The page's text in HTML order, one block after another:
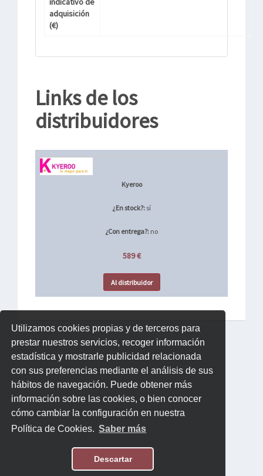
Utilizamos cookies propias y de terceros para
prestar nuestros servicios, recoger información
estadística y mostrarle publicidad relacionada
con sus preferencias mediante el análisis de sus
hábitos de navegación. Puede obtener más
información sobre las cookies, o bien conocer
cómo cambiar la configuración en nuestra
Política de Cookies. Saber más
Descartar
adquisición
(€)
Links de los
distribuidores
Kyeroo
¿En stock?: sí
¿Con entrega?: no
589 €
Al distribuidor